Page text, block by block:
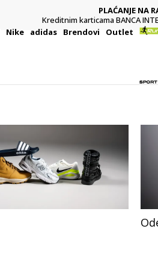
PLAĆANJE NA
Kreditnim karticama BANCA
Nike adidas Brendovi Outlet